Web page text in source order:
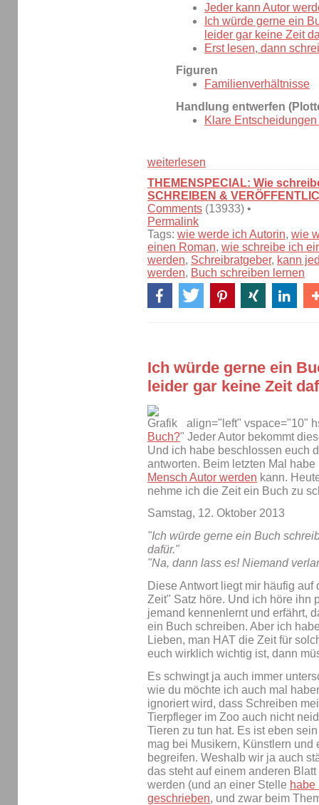
Jeder kann Autor
Ich würde gerne ein
leider gar keine Zeit
Erst lesen, dann
Figuren
Familienverhältnisse
Handlung entwerfen
Klare Entscheidungen
weiterlesen
THEMENSPECIAL: Wie
SCHREIBEN &
Comments (13933) •
Permalink
Tags: wie werde ich Autorin, wie
einen Roman, wie schreibe ich
werden, Schreibratgeber, kann
werden, Buch schreiben lernen
Ich würde gerne ein
leider gar keine Zeit
align="left" vspace="10"
Buch?" Jeder Autor bekommt
Und ich habe beschlossen euch
antworten. Beim letzten Mal
Mensch Autor werden kann.
nehme ich die Zeit ein Buch zu
Samstag, 12. Oktober 2013
"Ich würde gerne ein Buch
dafür."
"Na, dann lass es! Niemand
Diese Antwort liegt mir häufig
Zeit" Satz höre. Und ich höre ihn
jemand kennenlernt und erfährt,
ein Buch schreiben. Aber ich
Lieben, man HAT die Zeit für
euch wirklich wichtig ist, dann
Es schwingt ja auch immer
wie du möchte ich auch mal
ignoriert wird, dass Schreiben
Tierpfleger im Zoo auch nicht
Tieren zu tun hat. Es ist eben
mag bei Musikern, Künstlern
begreifen. Weshalb wir ja auch
das steht auf einem anderen
werden (und an einer Stelle habe
geschrieben, und zwar beim